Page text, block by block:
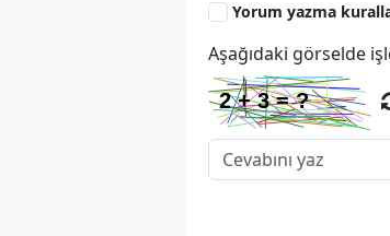
Yorum yazma
Aşağıdaki görselde